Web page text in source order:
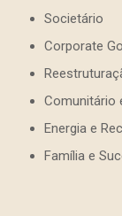
Societário
Corporate
Comunitário
Energia e
Família e